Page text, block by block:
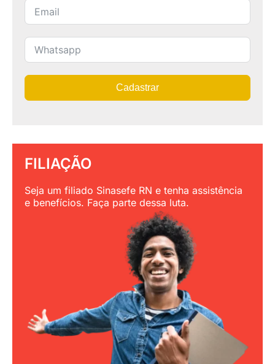
Cadastrar
FILIAÇÃO
Seja um filiado Sinasefe RN e tenha assistência
e benefícios. Faça parte dessa luta.